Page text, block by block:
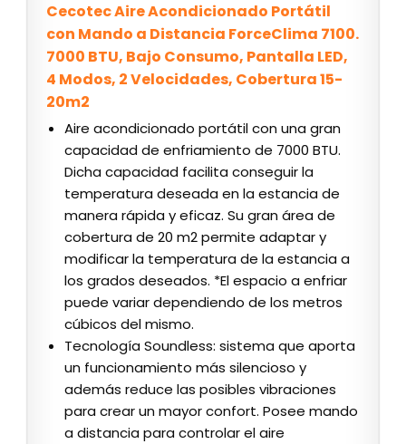
Cecotec Aire Acondicionado Portátil
con Mando a Distancia ForceClima 7100.
7000 BTU, Bajo Consumo, Pantalla LED,
4 Modos, 2 Velocidades, Cobertura 15-
20m2
Aire acondicionado portátil con una gran
capacidad de enfriamiento de 7000 BTU.
Dicha capacidad facilita conseguir la
temperatura deseada en la estancia de
manera rápida y eficaz. Su gran área de
cobertura de 20 m2 permite adaptar y
modificar la temperatura de la estancia a
los grados deseados. *El espacio a enfriar
puede variar dependiendo de los metros
cúbicos del mismo.
Tecnología Soundless: sistema que aporta
un funcionamiento más silencioso y
además reduce las posibles vibraciones
para crear un mayor confort. Posee mando
a distancia para controlar el aire